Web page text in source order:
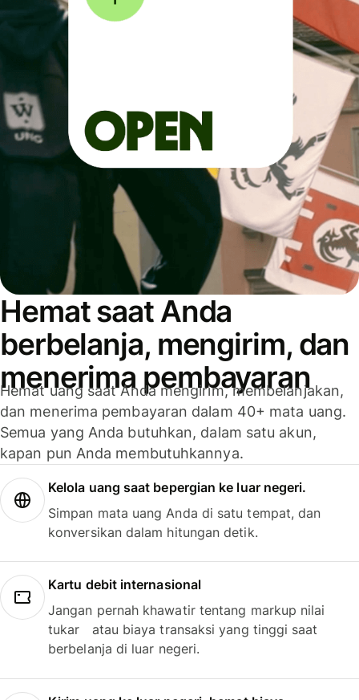
Hemat saat Anda
berbelanja, mengirim, dan
menerima pembayaran
Hemat uang saat Anda mengirim, membelanjakan,
dan menerima pembayaran dalam 40+ mata uang.
Semua yang Anda butuhkan, dalam satu akun,
kapan pun Anda membutuhkannya.
Kelola uang saat bepergian ke luar negeri.
Simpan mata uang Anda di satu tempat, dan
konversikan dalam hitungan detik.
Kartu debit internasional
Jangan pernah khawatir tentang markup nilai
tukar atau biaya transaksi yang tinggi saat
berbelanja di luar negeri.